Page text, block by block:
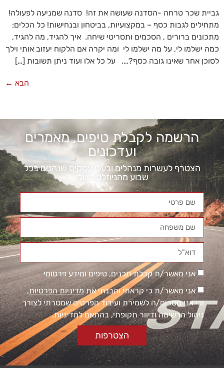
גביית שכר טרחה -הסדנה שעושה את זה! סדנה שמניעה לפעולה!
מתחילים לגבות כסף – במקצועיות, בביטחון ובנחישות! כל הכלים:
מתכונים ברורים , הסכמים ותסריטי שיחה. איך להגיד, מה להגיד,
כמה ישלמו לי, על מה ישלמו לי ומה יקרה אם הלקוח יעזוב אותי וילך
לסוכן אחר שאינו גובה כסף?…. על כל אלו ועוד ניתן תשובות […]
הבא ←
הרשמה לקבלת טיפים, מאמרים
ועדכונים
הצטרף לעשרות מנהלים ובעלי עסקים שנהנים בכל
שבוע מהניוזלטר שלי
אני מאשר/ת קבלת תכנים, טיפים ומידע פרסומי
אני מאשר/ת כי קראתי והבנתי אתמדיניות הפרטיות,
וכי אני מסכים/ה לשמירת ועיבוד הפרטים שמסרתי לצורך
ניהול הרשימה ודיוור תקופתי, בהתאם למדיניות.
הצטרפות